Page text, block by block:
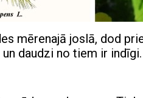
mērenajā joslā, dod
daudzi no tiem ir indīgi.